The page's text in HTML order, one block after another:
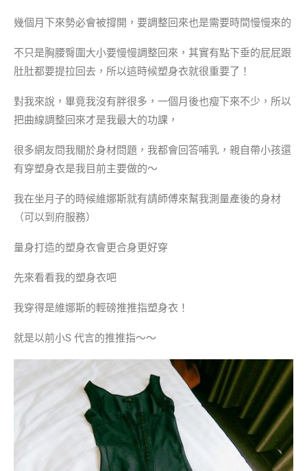
幾個月下來勢必會被撐開，要調整回來也是需要時間慢慢來的
不只是胸腰臀圍大小要慢慢調整回來，其實有點下垂的屁屁跟
肚肚都要提拉回去，所以這時候塑身衣就很重要了！
對我來說，畢竟我沒有胖很多，一個月後也瘦下來不少，所以
把曲線調整回來才是我最大的功課，
很多網友問我關於身材問題，我都會回答哺乳，親自帶小孩還
有穿塑身衣是我目前主要做的～
我在坐月子的時候維娜斯就有請師傅來幫我測量產後的身材
（可以到府服務）
量身打造的塑身衣會更合身更好穿
先來看看我的塑身衣吧
我穿得是維娜斯的輕磅推推指塑身衣！
就是以前小S 代言的推推指～～